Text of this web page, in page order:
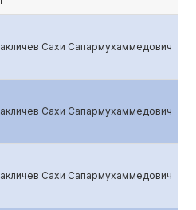
Сахи Сапармухаммедович
Сахи Сапармухаммедович
Сахи Сапармухаммедович